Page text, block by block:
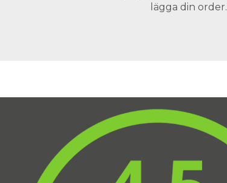
lägga din order.